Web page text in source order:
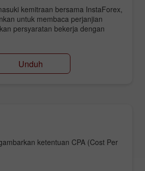
kemitraan bersama InstaForex,
untuk membaca perjanjian
persyaratan bekerja dengan
Unduh
ketentuan CPA (Cost Per